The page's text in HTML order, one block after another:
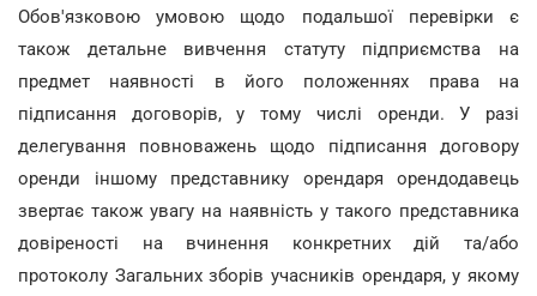
Обов'язковою умовою щодо подальшої перевірки є
також детальне вивчення статуту підприємства на
предмет наявності в його положеннях права на
підписання договорів, у тому числі оренди. У разі
делегування повноважень щодо підписання договору
оренди іншому представнику орендаря орендодавець
звертає також увагу на наявність у такого представника
довіреності на вчинення конкретних дій та/або
протоколу Загальних зборів учасників орендаря, у якому